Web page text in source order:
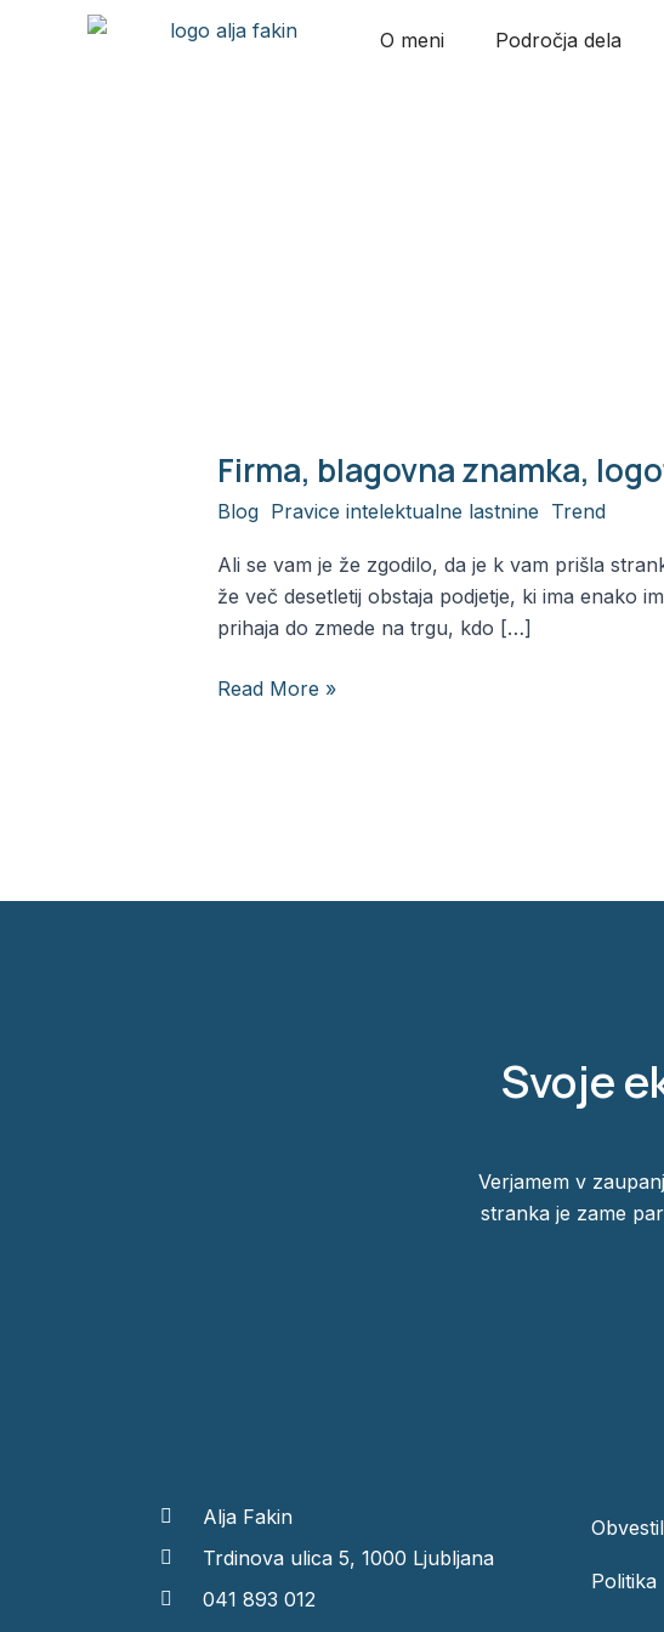
O meni Področja dela
Firma, blagovna znamka,
Blog, Pravice intelektualne lastnine Trend/
Ali se vam je že zgodilo, da je k vam prišla
že več desetletij obstaja podjetje, ki ima enako
prihaja do zmede na trgu, kdo […]
Firma,
znamka,
logotip
Read More »
Svoje
Verjamem v
stranka je zame
Alja Fakin
Trdinova ulica 5, 1000 Ljubljana
041 893 012
Politika